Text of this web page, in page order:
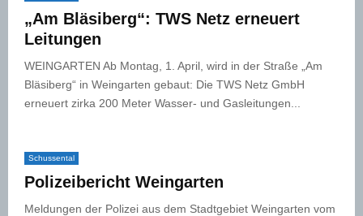
„Am Bläsiberg“: TWS Netz erneuert
Leitungen
WEINGARTEN Ab Montag, 1. April, wird in der Straße „Am
Bläsiberg“ in Weingarten gebaut: Die TWS Netz GmbH
erneuert zirka 200 Meter Wasser- und Gasleitungen...
Schussental
Polizeibericht Weingarten
Meldungen der Polizei aus dem Stadtgebiet Weingarten vom